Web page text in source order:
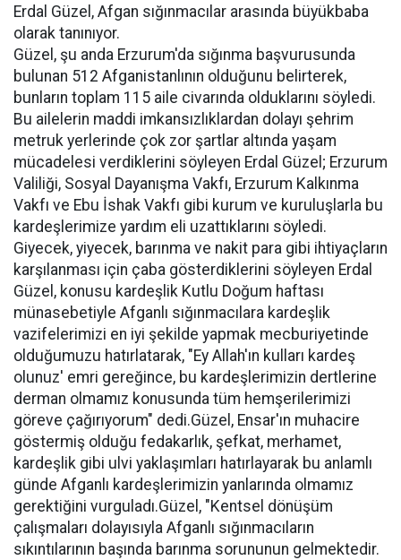
Erdal Güzel, Afgan sığınmacılar arasında büyükbaba
olarak tanınıyor.
Güzel, şu anda Erzurum'da sığınma başvurusunda
bulunan 512 Afganistanlının olduğunu belirterek,
bunların toplam 115 aile civarında olduklarını söyledi.
Bu ailelerin maddi imkansızlıklardan dolayı şehrim
metruk yerlerinde çok zor şartlar altında yaşam
mücadelesi verdiklerini söyleyen Erdal Güzel; Erzurum
Valiliği, Sosyal Dayanışma Vakfı, Erzurum Kalkınma
Vakfı ve Ebu İshak Vakfı gibi kurum ve kuruluşlarla bu
kardeşlerimize yardım eli uzattıklarını söyledi.
Giyecek, yiyecek, barınma ve nakit para gibi ihtiyaçların
karşılanması için çaba gösterdiklerini söyleyen Erdal
Güzel, konusu kardeşlik Kutlu Doğum haftası
münasebetiyle Afganlı sığınmacılara kardeşlik
vazifelerimizi en iyi şekilde yapmak mecburiyetinde
olduğumuzu hatırlatarak, "Ey Allah'ın kulları kardeş
olunuz' emri gereğince, bu kardeşlerimizin dertlerine
derman olmamız konusunda tüm hemşerilerimizi
göreve çağırıyorum" dedi.Güzel, Ensar'ın muhacire
göstermiş olduğu fedakarlık, şefkat, merhamet,
kardeşlik gibi ulvi yaklaşımları hatırlayarak bu anlamlı
günde Afganlı kardeşlerimizin yanlarında olmamız
gerektiğini vurguladı.Güzel, "Kentsel dönüşüm
çalışmaları dolayısıyla Afganlı sığınmacıların
sıkıntılarının başında barınma sorununun gelmektedir.